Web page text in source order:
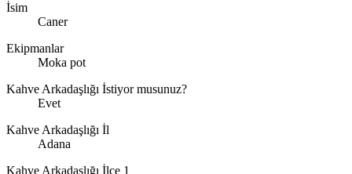
İsim
Caner
Ekipmanlar
Moka pot
Kahve Arkadaşlığı İstiyor musunuz?
Evet
Kahve Arkadaşlığı İl
Adana
Kahve Arkadaşlığı İlçe 1